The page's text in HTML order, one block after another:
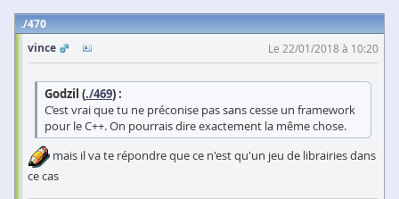
470
vince
Le 22/01/2018 à 10:20
Godzil (./469) :
C’est vrai que tu ne préconise pas sans cesse un framework
pour le C++. On pourrais dire exactement la même chose.
mais il va te répondre que ce n'est qu'un jeu de librairies dans
ce cas